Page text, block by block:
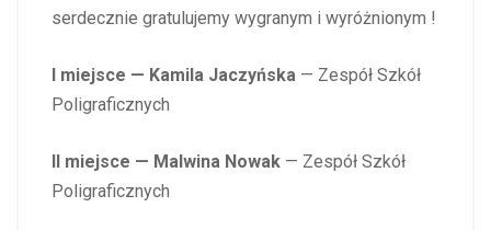
serdecznie gratulujemy wygranym i wyróżnionym !
I miejsce — Kamila Jaczyńska — Zespół Szkół
Poligraficznych
II miejsce — Malwina Nowak — Zespół Szkół
Poligraficznych